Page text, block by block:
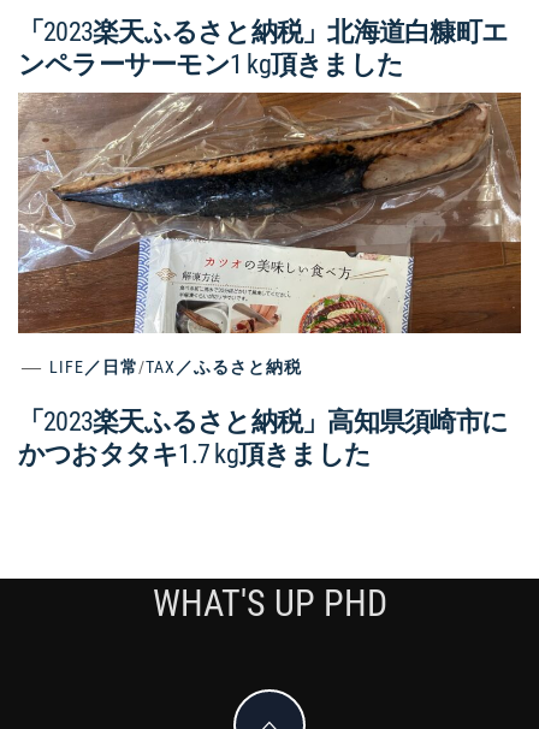
「2023楽天ふるさと納税」北海道白糠町エ
ンペラーサーモン1 kg頂きました
LIFE／日常/TAX／ふるさと納税
「2023楽天ふるさと納税」高知県須崎市に
かつおタタキ1.7 kg頂きました
WHAT'S UP PHD